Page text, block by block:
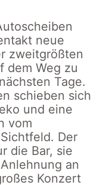
neue
zweitgrößten
dem Weg zu
Tage.
schieben sich
und eine
vom
Der
die Bar, sie
an
Konzert